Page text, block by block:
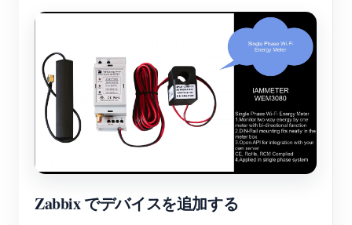
Zabbix でデバイスを追加する